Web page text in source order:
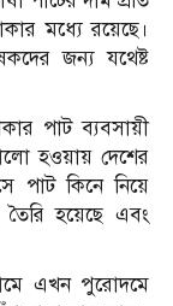
মধ্যে রয়েছে।
জন্য যথেষ্ট
পাট ব্যবসায়ী
হওয়ায় দেশের
পাট কিনে নিয়ে
তৈরি হয়েছে এবং
এখন পুরোদমে